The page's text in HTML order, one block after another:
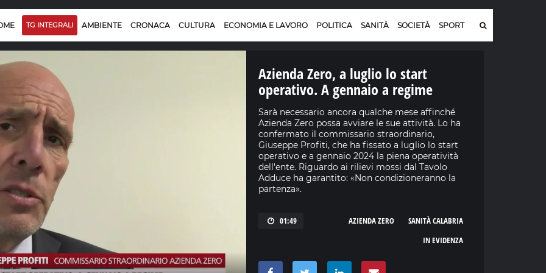
TG INTEGRALI AMBIENTE CRONACA CULTURA ECONOMIA E LAVORO POLITICA SANITÀ SOCIETÀ SPORT
Azienda Zero, a luglio lo start
operativo. A gennaio a regime
Sarà necessario ancora qualche mese affinché
Azienda Zero possa avviare le sue attività. Lo ha
confermato il commissario straordinario,
Giuseppe Profiti, che ha fissato a luglio lo start
operativo e a gennaio 2024 la piena operatività
dell'ente. Riguardo ai rilievi mossi dal Tavolo
Adduce ha garantito: «Non condizioneranno la
partenza».
01:49 SANITÀ CALABRIA
AZIENDA ZERO
IN EVIDENZA